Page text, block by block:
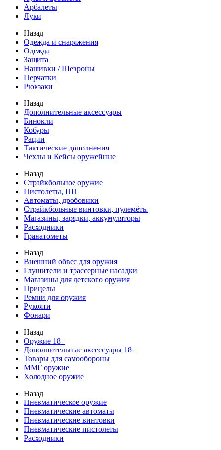
Арбалеты
Луки
Назад
Одежда и снаряжения
Одежда
Защита
Нашивки / Шевроны
Перчатки
Рюкзаки
Назад
Дополнительные аксессуары
Бинокли
Кобуры
Рации
Тактические дополнения
Чехлы и Кейсы оружейные
Назад
Страйкбольное оружие
Пистолеты, ПП
Автоматы, дробовики
Страйкбольные винтовки, пулемёты
Магазины, зарядки, аккумуляторы
Расходники
Гранатометы
Назад
Внешний обвес для оружия
Глушители и трассерные насадки
Магазины для детского оружия
Прицелы
Ремни для оружия
Рукояти
Фонари
Назад
Оружие 18+
Дополнительные аксессуары 18+
Товары для самообороны
ММГ оружие
Холодное оружие
Назад
Пневматическое оружие
Пневматические автоматы
Пневматические винтовки
Пневматические пистолеты
Расходники